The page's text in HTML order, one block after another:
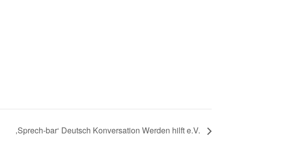
‚Sprech-bar‘ Deutsch Konversation Werden hilft e.V.